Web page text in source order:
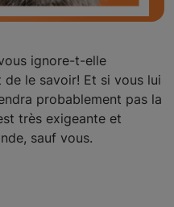
ignore-t-elle
le savoir! Et si vous lui
probablement pas la
très exigeante et
sauf vous.